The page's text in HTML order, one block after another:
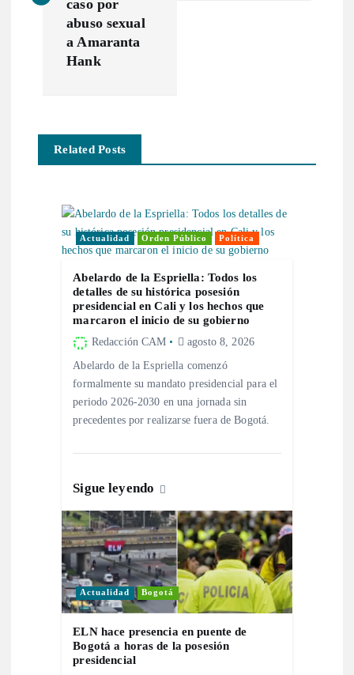
c
caso por
abuso sexual
a Amaranta
Hank
Related Posts
Actualidad Orden Público Política
Abelardo de la Espriella: Todos los
detalles de su histórica posesión
presidencial en Cali y los hechos que
marcaron el inicio de su gobierno
Redacción CAM agosto 8, 2026
Abelardo de la Espriella comenzó
formalmente su mandato presidencial para el
periodo 2026-2030 en una jornada sin
precedentes por realizarse fuera de Bogotá.
Sigue leyendo
Actualidad Bogotá
ELN hace presencia en puente de
Bogotá a horas de la posesión
presidencial